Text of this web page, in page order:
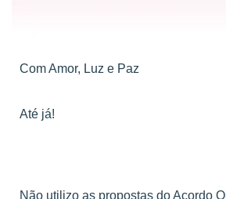
Com Amor, Luz e Paz
Até já!
Não utilizo as propostas do Acordo